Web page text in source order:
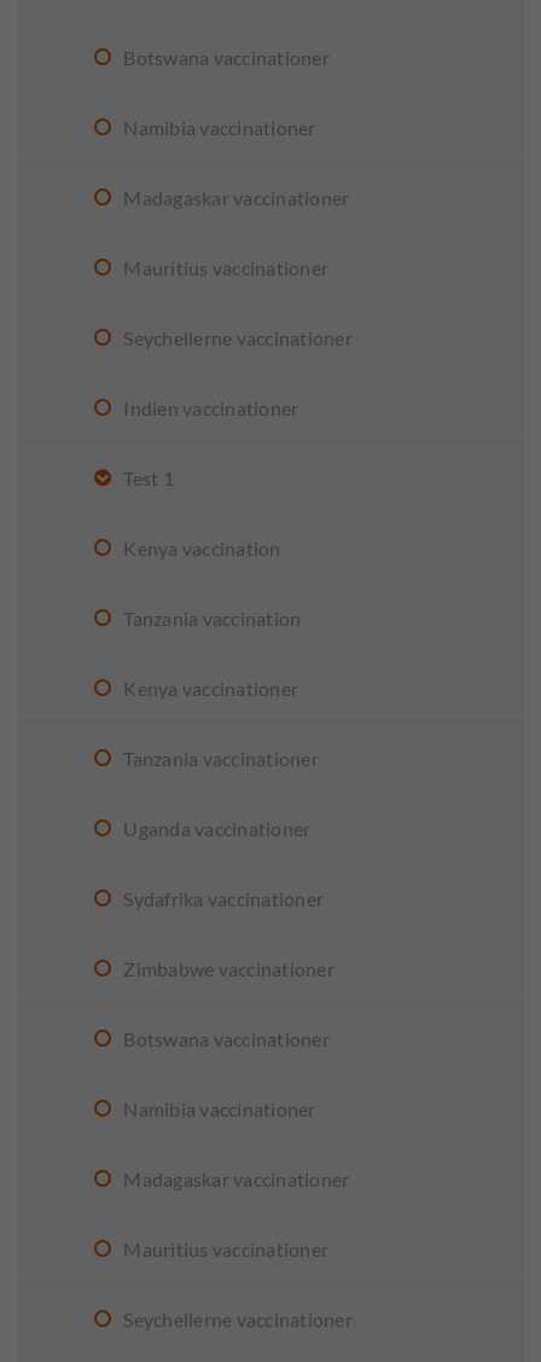
Botswana vaccinationer
Namibia vaccinationer
Madagaskar vaccinationer
Mauritius vaccinationer
Seychellerne vaccinationer
Indien vaccinationer
Test 1
Kenya vaccination
Tanzania vaccination
Kenya vaccinationer
Tanzania vaccinationer
Uganda vaccinationer
Sydafrika vaccinationer
Zimbabwe vaccinationer
Botswana vaccinationer
Namibia vaccinationer
Madagaskar vaccinationer
Mauritius vaccinationer
Seychellerne vaccinationer